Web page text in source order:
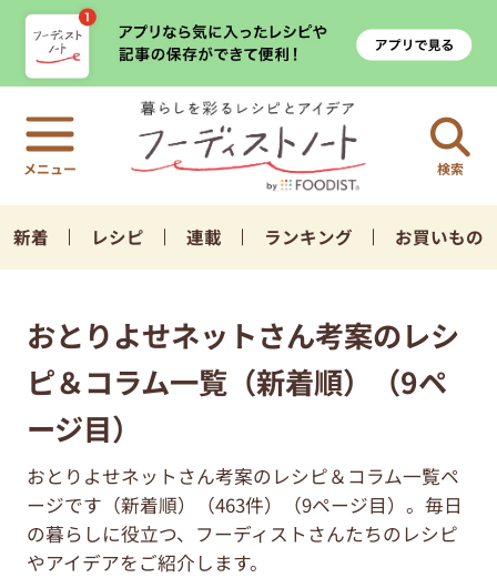
検索
新着 レシピ 連載 ランキング お買いもの
おとりよせネットさん考案のレシ
ピ＆コラム一覧（新着順）（9ペ
ージ目）
おとりよせネットさん考案のレシピ＆コラム一覧ペ
ージです（新着順）（463件）（9ページ目）。毎日
の暮らしに役立つ、フーディストさんたちのレシピ
やアイデアをご紹介します。